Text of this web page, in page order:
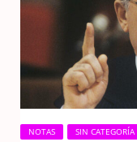
NOTAS SIN CATEGORÍA